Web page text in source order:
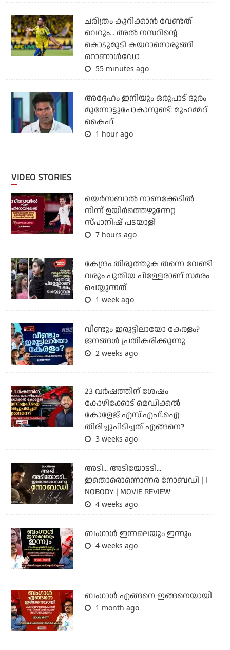
ചരിത്രം കുറിക്കാന്‍ വേണ്ടത്
വെറും... അല്‍ നസറിന്റെ
കൊടുമുടി കയറാനൊരുങ്ങി
റൊണാള്‍ഡോ
55 minutes ago
അദ്ദേഹം ഇനിയും ഒരുപാട് ദൂരം
മുന്നോട്ടുപോകാനുണ്ട്: മുഹമ്മദ്
കൈഫ്
1 hour ago
VIDEO STORIES
ഒയര്‍സബാൽ നാണക്കേടിൽ
നിന്ന് ഉയിർത്തെഴുന്നേറ്റ
സ്പാനിഷ് പടയാളി
7 hours ago
കേന്ദ്രം തിരുത്തുക തന്നെ വേണ്ടി
വരും പുതിയ പിള്ളേരാണ് സമരം
ചെയ്യുന്നത്
1 week ago
വീണ്ടും ഇരുട്ടിലായോ കേരളം?
ജനങ്ങൾ പ്രതികരിക്കുന്നു
2 weeks ago
23 വർഷത്തിന് ശേഷം
കോഴിക്കോട് മെഡിക്കൽ
കോളേജ് എസ്.എഫ്.ഐ
തിരിച്ചുപിടിച്ചത് എങ്ങനെ?
3 weeks ago
അടി... അടിയോടടി...
ഇതൊരൊന്നൊന്നര നോബഡി | I
NOBODY | MOVIE REVIEW
4 weeks ago
ബംഗാള്‍ ഇന്നലെയും ഇന്നും
4 weeks ago
ബം​ഗാൾ എങ്ങനെ ഇങ്ങനെയായി
1 month ago